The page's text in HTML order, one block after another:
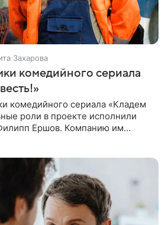
Захарова
комедийного сериала
комедийного сериала «Кладем
роли в проекте исполнили
Ершов. Компанию им